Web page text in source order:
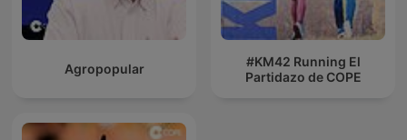
Agropopular
#KM42 Running El
Partidazo de COPE